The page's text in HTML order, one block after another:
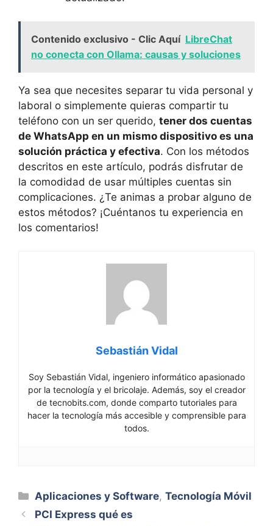
Contenido exclusivo - Clic Aquí LibreChat
no conecta con Ollama: causas y soluciones
Ya sea ​que necesites separar tu⁣ vida personal​ y
laboral⁢ o simplemente quieras compartir tu
teléfono con un ser querido, tener dos cuentas
de WhatsApp en un mismo dispositivo es una⁢
solución práctica y efectiva. Con ‌los métodos
‍descritos​ en este artículo, podrás disfrutar de
la comodidad de usar múltiples cuentas sin
complicaciones. ¿Te⁣ animas a probar alguno de
estos métodos? ¡Cuéntanos tu experiencia en
‌los comentarios!
Sebastián Vidal
Soy Sebastián Vidal, ingeniero informático apasionado
por la tecnología y el bricolaje. Además, soy el creador
de tecnobits.com, donde comparto tutoriales para
hacer la tecnología más accesible y comprensible para
todos.
Categorías
Aplicaciones y Software,Tecnología Móvil
PCI Express qué es